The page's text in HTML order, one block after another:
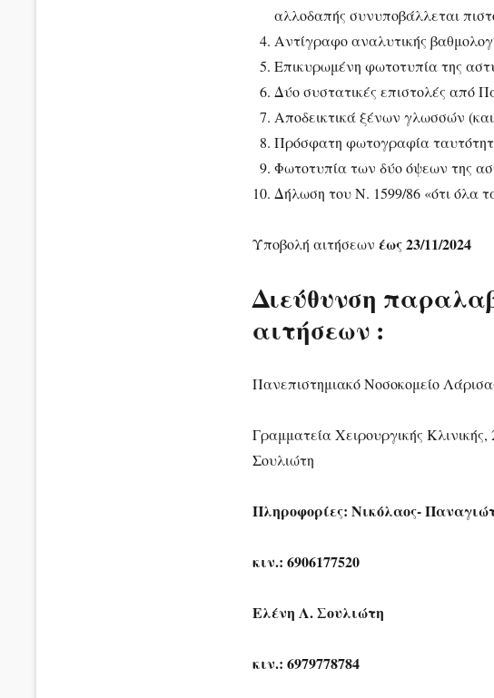
αλλοδαπής συνυποβάλλεται
Αντίγραφο αναλυτικής
Επικυρωμένη φωτοτυπία της
Δύο συστατικές επιστολές από
Αποδεικτικά ξένων γλωσσών (και
Πρόσφατη φωτογραφία
Φωτοτυπία των δύο όψεων της
Δήλωση του Ν. 1599/86 «ότι όλα
Υποβολή αιτήσεων έως 23/11/2024
Διεύθυνση
αιτήσεων :
Πανεπιστημιακό Νοσοκομείο
Γραμματεία Χειρουργικής
Σουλιώτη
Πληροφορίες: Νικόλαος-
κιν.: 6906177520
Ελένη Λ. Σουλιώτη
κιν.: 6979778784